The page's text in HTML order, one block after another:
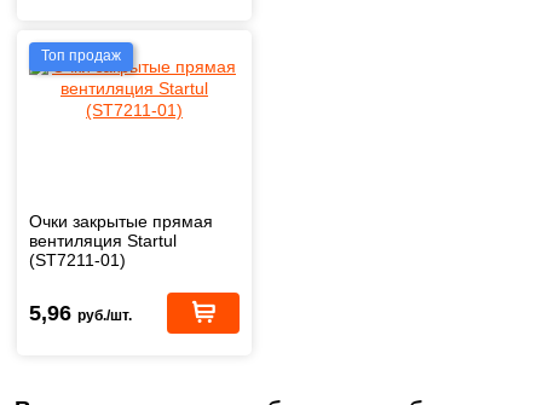
Топ продаж
Очки закрытые прямая
вентиляция Startul
(ST7211-01)
5,96 руб./шт.